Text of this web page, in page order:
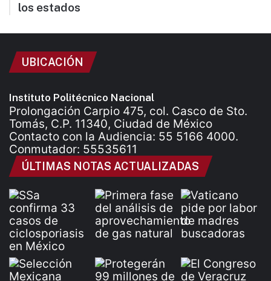
los estados
UBICACIÓN
Instituto Politécnico Nacional
Prolongación Carpio 475, col. Casco de Sto.
Tomás, C.P. 11340, Ciudad de México
Contacto con la Audiencia: 55 5166 4000.
Conmutador: 55535611
ÚLTIMAS NOTAS ACTUALIZADAS